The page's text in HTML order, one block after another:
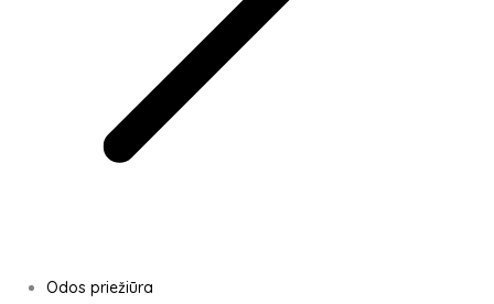
Odos priežiūra